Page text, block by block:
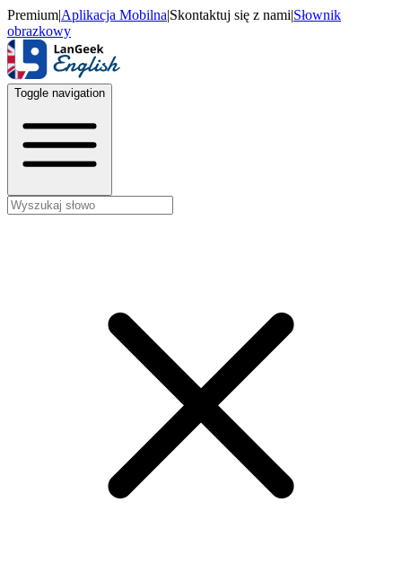
Premium|Aplikacja Mobilna|Skontaktuj się z nami|Słownik
obrazkowy
Toggle navigation